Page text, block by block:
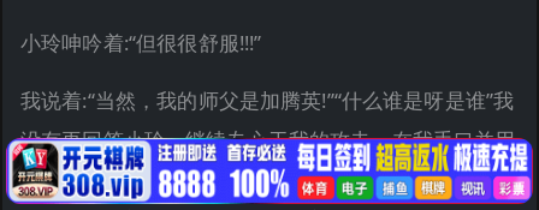
小玲呻吟着:“但很很舒服!!!”
我说着:“当然，我的师父是加腾英!”“什么谁是呀是谁”我
没有再回答小玲，继续专心于我的攻击，在我手口并用
的刺激她胸部的时候，我的左手并没有闲着，我漫游于